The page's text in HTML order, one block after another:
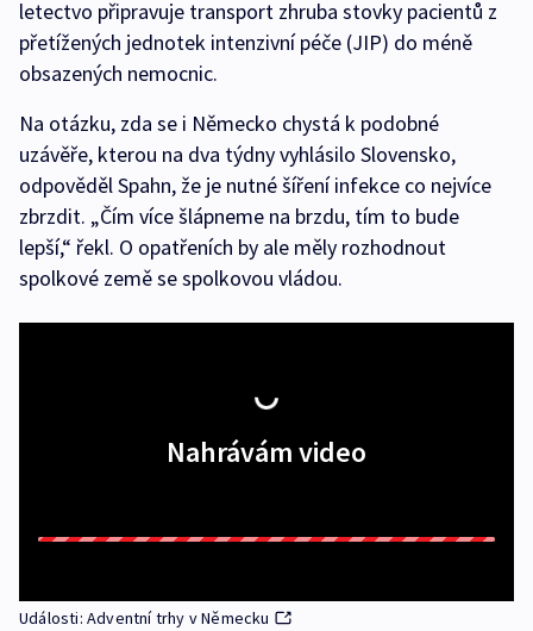
letectvo připravuje transport zhruba stovky pacientů z
přetížených jednotek intenzivní péče (JIP) do méně
obsazených nemocnic.
Na otázku, zda se i Německo chystá k podobné
uzávěře, kterou na dva týdny vyhlásilo Slovensko,
odpověděl Spahn, že je nutné šíření infekce co nejvíce
zbrzdit. „Čím více šlápneme na brzdu, tím to bude
lepší,“ řekl. O opatřeních by ale měly rozhodnout
spolkové země se spolkovou vládou.
Nahrávám video
Události: Adventní trhy v Německu